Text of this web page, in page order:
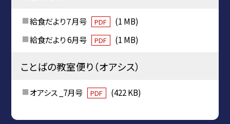
給食だより７月号 PDF
(1 MB)
給食だより 6月号
PDF (1 MB)
ことばの教室便り（オアシス）
オアシス _7月号 PDF (422 KB)